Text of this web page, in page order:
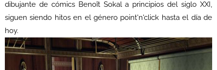
dibujante de cómics Benoît Sokal a principios del siglo XXI,
siguen siendo hitos en el género point'n'click hasta el día de
hoy.